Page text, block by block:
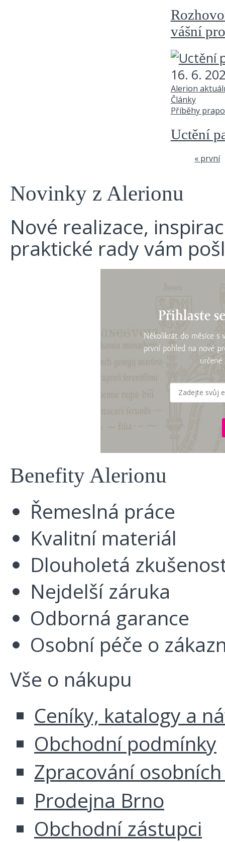
vášní
16. 6.
Alerion
Články
Příběhy
Uctění
« první
Novinky z Alerionu
Nové realizace,
praktické rady vám
Benefity Alerionu
Řemeslná práce
Kvalitní materiál
Dlouholetá
Nejdelší záruka
Odborná garance
Osobní péče o
Vše o nákupu
Ceníky, katalogy a
Obchodní podmínky
Zpracování
Prodejna Brno
Obchodní zástupci